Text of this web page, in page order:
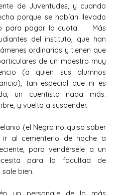
de Juventudes, y cuando
porque se habían llevado
para pagar la cuota. Más
del instituto, que han
ordinarios y tienen que
de un maestro muy
(a quien sus alumnos
tan especial que ni es
un cuentista nada más.
y vuelta a suspender.
(el Negro no quiso saber
ir al cementerio de noche a
para vendérsele a un
para la facultad de
bien.